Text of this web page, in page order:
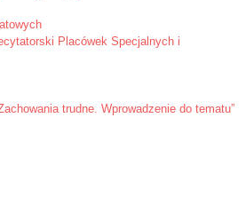
Placówek Specjalnych i
trudne. Wprowadzenie do tematu”